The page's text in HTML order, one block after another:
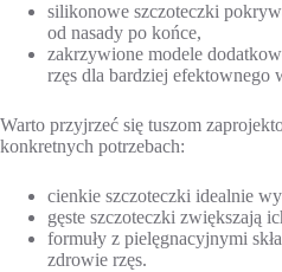
silikonowe szczoteczki
od nasady po końce,
zakrzywione modele
rzęs dla bardziej efektownego
Warto przyjrzeć się tuszom
konkretnych potrzebach:
cienkie szczoteczki idealnie
gęste szczoteczki zwiększają
formuły z pielęgnacyjnymi
zdrowie rzęs.